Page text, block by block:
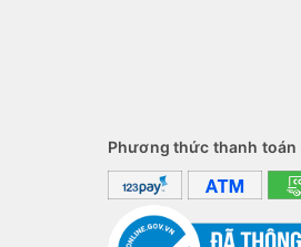
Phương thức thanh toán